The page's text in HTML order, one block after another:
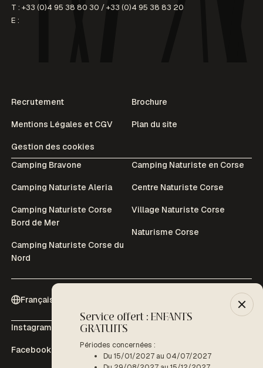
Service offert : ENFANTS
GRATUITS
Périodes concernées :
Du 15/01/2027 au 04/07/2027
-10%
T :+33 (0)4 95 38 80 30 /+33 (0)4 95 38 83 20
E :
Recrutement
Mentions Légales et CGV
Gestion des cookies
Brochure
Plan du site
Camping Bravone
Camping Naturiste Aleria
Camping Naturiste Corse
Bord de Mer
Camping Naturiste Corse du
Nord
Camping Naturiste en Corse
Centre Naturiste Corse
Village Naturiste Corse
Naturisme Corse
Français (Fr)
Instagram
Facebook Tripadvisor